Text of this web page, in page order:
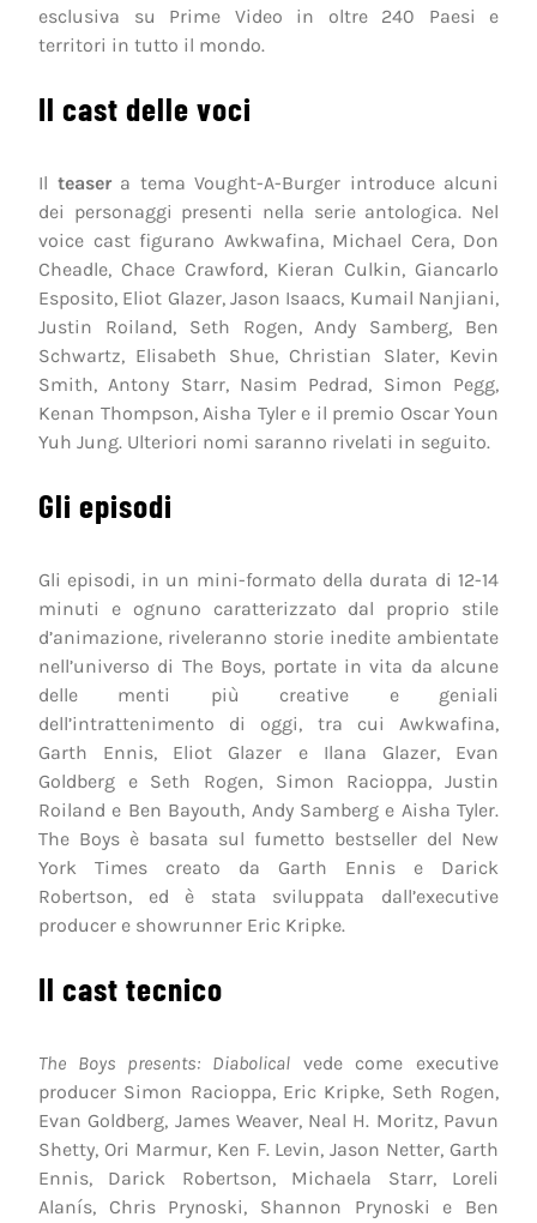
esclusiva su Prime Video in oltre 240 Paesi e
territori in tutto il mondo.
Il cast delle voci
Il teasera tema Vought-A-Burger introduce alcuni
dei personaggi presenti nella serie antologica. Nel
voice cast figurano Awkwafina, Michael Cera, Don
Cheadle, Chace Crawford, Kieran Culkin, Giancarlo
Esposito, Eliot Glazer, Jason Isaacs, Kumail Nanjiani,
Justin Roiland, Seth Rogen, Andy Samberg, Ben
Schwartz, Elisabeth Shue, Christian Slater, Kevin
Smith, Antony Starr, Nasim Pedrad, Simon Pegg,
Kenan Thompson, Aisha Tyler e il premio Oscar Youn
Yuh Jung. Ulteriori nomi saranno rivelati in seguito.
Gli episodi
Gli episodi, in un mini-formato della durata di 12-14
minuti e ognuno caratterizzato dal proprio stile
d’animazione, riveleranno storie inedite ambientate
nell’universo di The Boys, portate in vita da alcune
delle menti più creative e geniali
dell’intrattenimento di oggi, tra cui Awkwafina,
Garth Ennis, Eliot Glazer e Ilana Glazer, Evan
Goldberg e Seth Rogen, Simon Racioppa, Justin
Roiland e Ben Bayouth, Andy Samberg e Aisha Tyler.
The Boys è basata sul fumetto bestseller del New
York Times creato da Garth Ennis e Darick
Robertson, ed è stata sviluppata dall’executive
producer e showrunner Eric Kripke.
Il cast tecnico
The Boys presents: Diabolical vede come executive
producer Simon Racioppa, Eric Kripke, Seth Rogen,
Evan Goldberg, James Weaver, Neal H. Moritz, Pavun
Shetty, Ori Marmur, Ken F. Levin, Jason Netter, Garth
Ennis, Darick Robertson, Michaela Starr, Loreli
Alanís, Chris Prynoski, Shannon Prynoski e Ben